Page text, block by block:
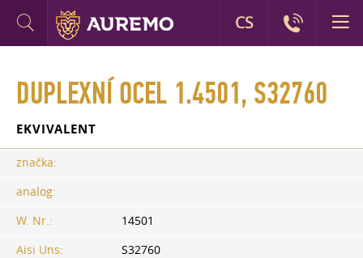
DUPLEXNÍ OCEL 1.4501, S32760
EKVIVALENT
značka:
analog:
W. Nr.:
14501
Aisi Uns:
S32760
CS